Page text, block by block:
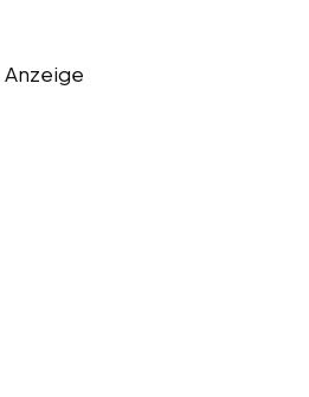
Anzeige